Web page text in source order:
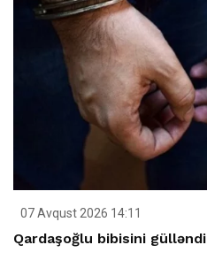
07 Avqust 2026 14:11
Qardaşoğlu bibisini gülləndi